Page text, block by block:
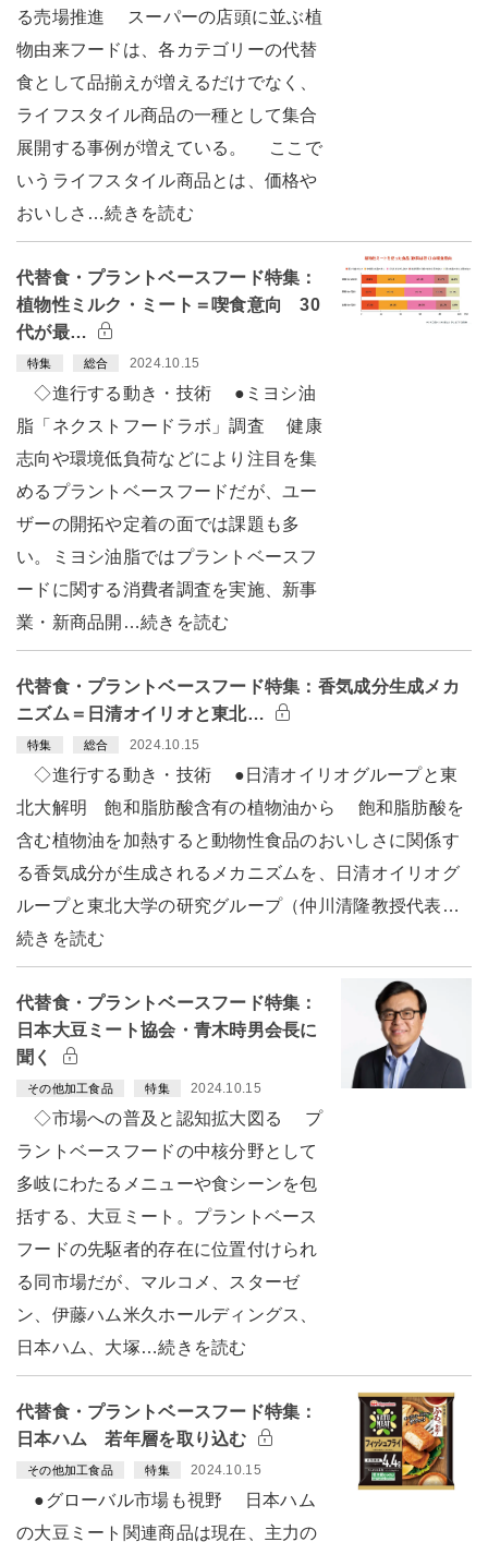
る売場推進 スーパーの店頭に並ぶ植
物由来フードは、各カテゴリーの代替
食として品揃えが増えるだけでなく、
ライフスタイル商品の一種として集合
展開する事例が増えている。 ここで
いうライフスタイル商品とは、価格や
おいしさ…続きを読む
代替食・プラントベースフード特集：
植物性ミルク・ミート＝喫食意向 30
代が最…
特集 総合 2024.10.15
◇進行する動き・技術 ●ミヨシ油
脂「ネクストフードラボ」調査 健康
志向や環境低負荷などにより注目を集
めるプラントベースフードだが、ユー
ザーの開拓や定着の面では課題も多
い。ミヨシ油脂ではプラントベースフ
ードに関する消費者調査を実施、新事
業・新商品開…続きを読む
代替食・プラントベースフード特集：香気成分生成メカ
ニズム＝日清オイリオと東北…
特集 総合 2024.10.15
◇進行する動き・技術 ●日清オイリオグループと東
北大解明 飽和脂肪酸含有の植物油から 飽和脂肪酸を
含む植物油を加熱すると動物性食品のおいしさに関係す
る香気成分が生成されるメカニズムを、日清オイリオグ
ループと東北大学の研究グループ（仲川清隆教授代表…
続きを読む
代替食・プラントベースフード特集：
日本大豆ミート協会・青木時男会長に
聞く
その他加工食品 特集 2024.10.15
◇市場への普及と認知拡大図る プ
ラントベースフードの中核分野として
多岐にわたるメニューや食シーンを包
括する、大豆ミート。プラントベース
フードの先駆者的存在に位置付けられ
る同市場だが、マルコメ、スターゼ
ン、伊藤ハム米久ホールディングス、
日本ハム、大塚…続きを読む
代替食・プラントベースフード特集：
日本ハム 若年層を取り込む
その他加工食品 特集 2024.10.15
●グローバル市場も視野 日本ハム
の大豆ミート関連商品は現在、主力の